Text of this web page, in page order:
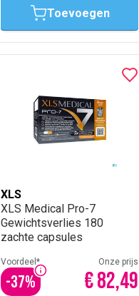
Toevoegen
XLS
XLS Medical Pro-7
Gewichtsverlies 180
zachte capsules
Voordeel*
-37%
Onze prijs
€ 82,49